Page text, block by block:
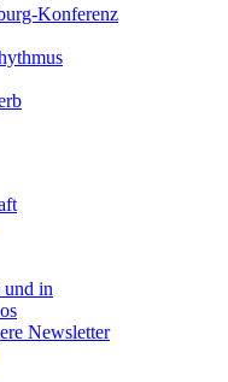
Konferenz
und in
Newsletter